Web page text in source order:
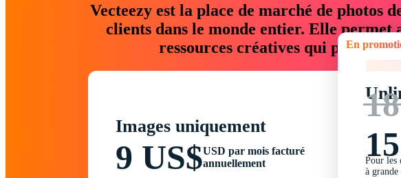
Vecteezy est la place de marché de photos
clients dans le monde entier. Elle permet
ressources créatives qui
Images uniquement
9 US$USD par mois facturé
annuellement
En promotion
Pour les
à